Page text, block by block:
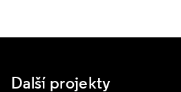
Další projekty